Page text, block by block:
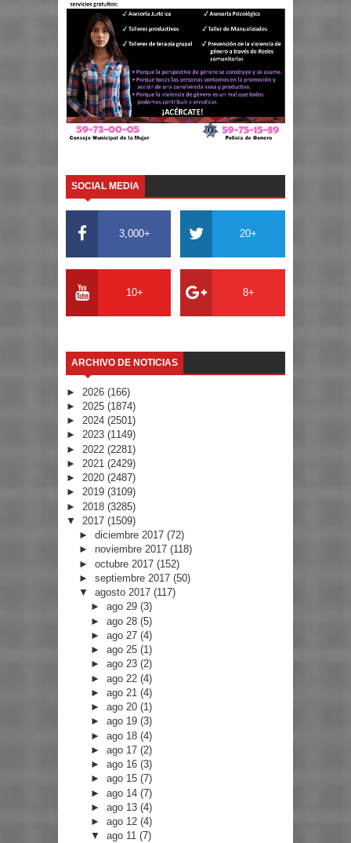
SOCIAL MEDIA
3,000+ 20+
10+ 8+
ARCHIVO DE NOTICIAS
► 2026 (166)
► 2025 (1874)
► 2024 (2501)
► 2023 (1149)
► 2022 (2281)
► 2021 (2429)
► 2020 (2487)
► 2019 (3109)
► 2018 (3285)
▼ 2017 (1509)
► diciembre 2017 (72)
► noviembre 2017 (118)
► octubre 2017 (152)
► septiembre 2017 (50)
▼ agosto 2017 (117)
►ago 29(3)
►ago 28(5)
►ago 27(4)
►ago 25(1)
►ago 23(2)
►ago 22(4)
►ago 21(4)
►ago 20(1)
►ago 19(3)
►ago 18(4)
►ago 17(2)
►ago 16(3)
►ago 15(7)
►ago 14(7)
►ago 13(4)
►ago 12(4)
▼ago 11(7)